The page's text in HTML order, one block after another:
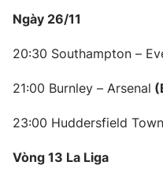
Ngày 26/11
20:30 Southampton –
21:00 Burnley – Arsenal
23:00 Huddersfield
Vòng 13 La Liga